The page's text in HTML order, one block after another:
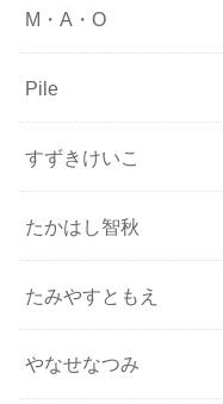
M・A・O
Pile
すずきけいこ
たかはし智秋
たみやすともえ
やなせなつみ